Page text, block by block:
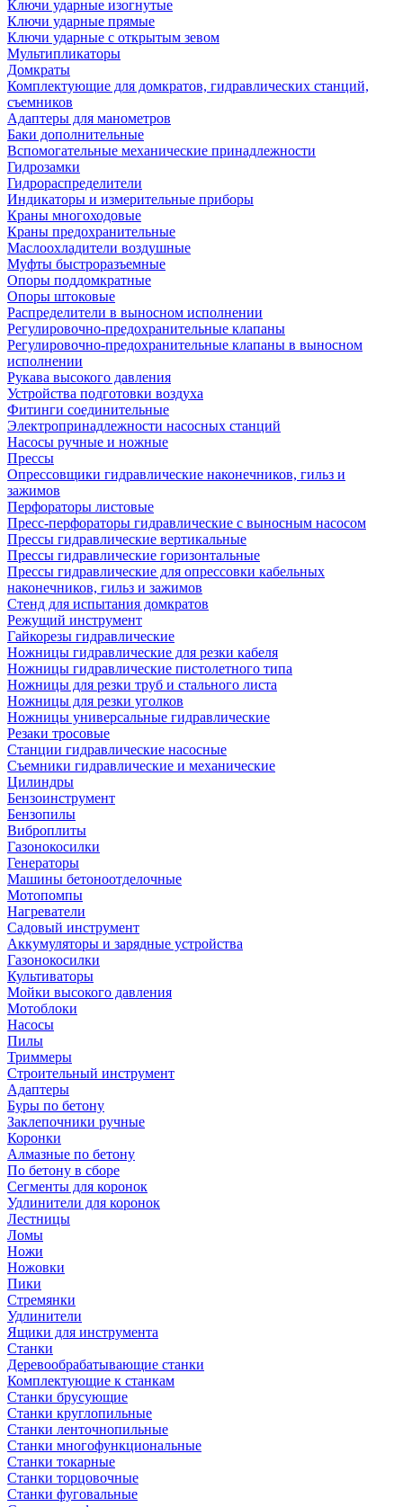
Ключи ударные изогнутые
Ключи ударные прямые
Ключи ударные с открытым зевом
Мультипликаторы
Домкраты
Комплектующие для домкратов, гидравлических станций,
съемников
Адаптеры для манометров
Баки дополнительные
Вспомогательные механические принадлежности
Гидрозамки
Гидрораспределители
Индикаторы и измерительные приборы
Краны многоходовые
Краны предохранительные
Маслоохладители воздушные
Муфты быстроразъемные
Опоры поддомкратные
Опоры штоковые
Распределители в выносном исполнении
Регулировочно-предохранительные клапаны
Регулировочно-предохранительные клапаны в выносном
исполнении
Рукава высокого давления
Устройства подготовки воздуха
Фитинги соединительные
Электропринадлежности насосных станций
Насосы ручные и ножные
Прессы
Опрессовщики гидравлические наконечников, гильз и
зажимов
Перфораторы листовые
Пресс-перфораторы гидравлические с выносным насосом
Прессы гидравлические вертикальные
Прессы гидравлические горизонтальные
Прессы гидравлические для опрессовки кабельных
наконечников, гильз и зажимов
Стенд для испытания домкратов
Режущий инструмент
Гайкорезы гидравлические
Ножницы гидравлические для резки кабеля
Ножницы гидравлические пистолетного типа
Ножницы для резки труб и стального листа
Ножницы для резки уголков
Ножницы универсальные гидравлические
Резаки тросовые
Станции гидравлические насосные
Съемники гидравлические и механические
Цилиндры
Бензоинструмент
Бензопилы
Виброплиты
Газонокосилки
Генераторы
Машины бетоноотделочные
Мотопомпы
Нагреватели
Садовый инструмент
Аккумуляторы и зарядные устройства
Газонокосилки
Культиваторы
Мойки высокого давления
Мотоблоки
Насосы
Пилы
Триммеры
Строительный инструмент
Адаптеры
Буры по бетону
Заклепочники ручные
Коронки
Алмазные по бетону
По бетону в сборе
Сегменты для коронок
Удлинители для коронок
Лестницы
Ломы
Ножи
Ножовки
Пики
Стремянки
Удлинители
Ящики для инструмента
Станки
Деревообрабатывающие станки
Комплектующие к станкам
Станки брусующие
Станки круглопильные
Станки ленточнопильные
Станки многофункциональные
Станки токарные
Станки торцовочные
Станки фуговальные